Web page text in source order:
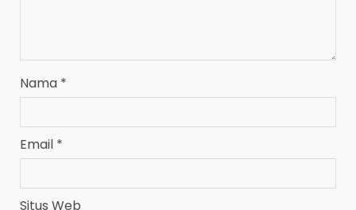
Nama *
Email *
Situs Web